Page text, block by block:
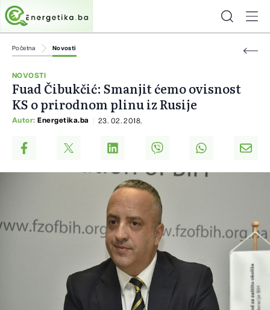
Početna Novosti
NOVOSTI
Fuad Čibukčić: Smanjit ćemo ovisnost
KS o prirodnom plinu iz Rusije
Autor: Energetika.ba 23. 02. 2018.